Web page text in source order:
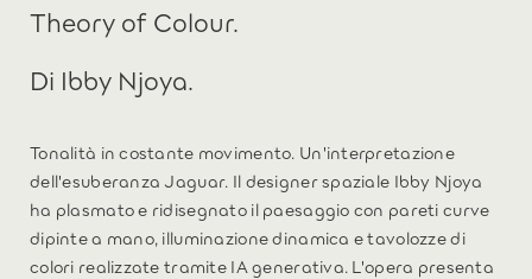
Theory of Colour.
Di Ibby Njoya.
Tonalità in costante movimento. Un'interpretazione
dell'esuberanza Jaguar. Il designer spaziale Ibby Njoya
ha plasmato e ridisegnato il paesaggio con pareti curve
dipinte a mano, illuminazione dinamica e tavolozze di
colori realizzate tramite IA generativa. L'opera presenta